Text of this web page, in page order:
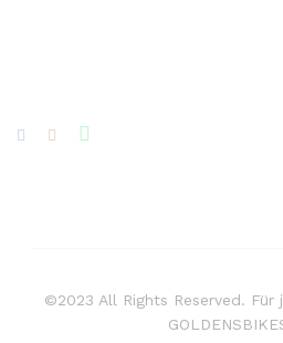
©2023 All Rights Reserved. Für